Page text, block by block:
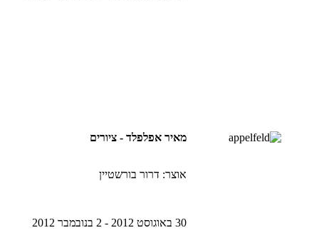
מאיר אפלפלד - ציורים
אוצר: דרור בורשטיין
30 באוגוסט 2012 - 2 בנובמבר 2012